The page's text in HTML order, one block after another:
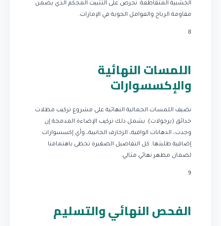
الخشبية المتقاطعة. نحرص على التثبيت المحكم الذي يضمن
مقاومة الرياح والعوامل الجوية في الإمارات.
8
اللمسات النهائية
والإكسسوارات
نضيف اللمسات الجمالية النهائية على مشروع تركيب مظلات
حدائق (برجولات). يشمل ذلك تركيب الإضاءة المدمجة إن
وجدت، الدهانات الواقية، الزخارف الجانبية، وأي إكسسوارات
إضافية طلبتها. كل التفاصيل الصغيرة تحظى باهتمامنا
لضمان مظهر نهائي مثالي.
9
الفحص النهائي والتسليم